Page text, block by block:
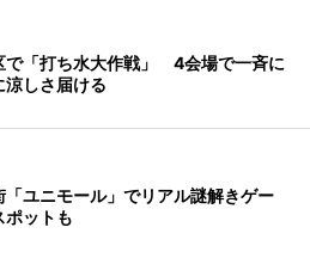
で「打ち水大作戦」 4会場で一斉に
涼しさ届ける
「ユニモール」でリアル謎解きゲー
ットも